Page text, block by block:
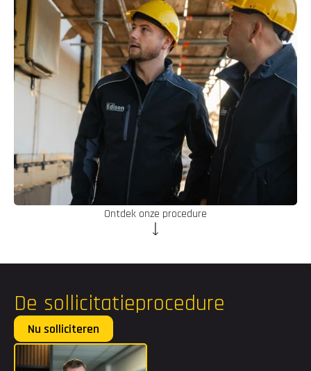
Ontdek onze procedure
De sollicitatieprocedure
Nu solliciteren
Voornaam